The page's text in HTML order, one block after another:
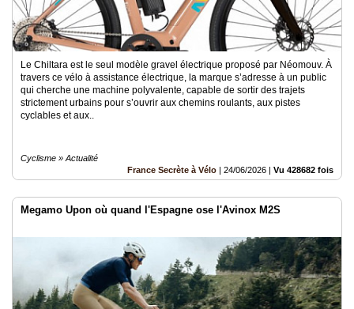
Le Chiltara est le seul modèle gravel électrique proposé par Néomouv. À
travers ce vélo à assistance électrique, la marque s’adresse à un public
qui cherche une machine polyvalente, capable de sortir des trajets
strictement urbains pour s’ouvrir aux chemins roulants, aux pistes
cyclables et aux..
Cyclisme » Actualité
France Secrète à Vélo | 24/06/2026 | Vu 428682 fois
Megamo Upon où quand l'Espagne ose l'Avinox M2S